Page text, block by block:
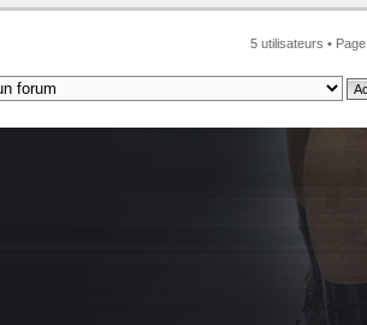
5 utilisateurs • Page